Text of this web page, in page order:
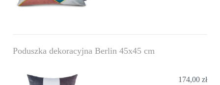
Poduszka dekoracyjna Berlin 45x45 cm
174,00 zł